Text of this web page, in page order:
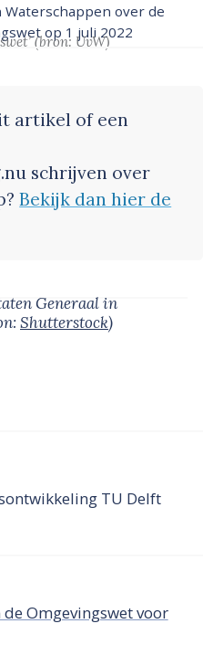
Waterschappen over de
op 1 juli 2022
(bron: UvW)
artikel of een
schrijven over
Bekijk dan hier de
Generaal in
Shutterstock)
TU Delft
Omgevingswet voor